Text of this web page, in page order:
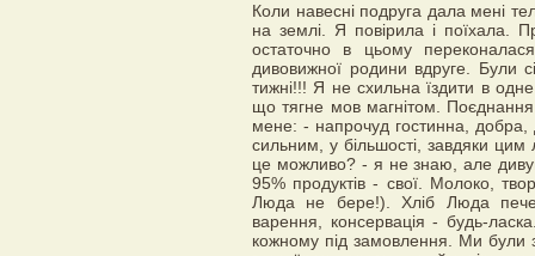
Коли навесні подруга дала мені
на землі. Я повірила і поїхала.
остаточно в цьому
дивовижної родини вдруге. Були
тижні!!! Я не схильна їздити в одне
що тягне мов магнітом.
мене: - напрочуд гостинна,
сильним, у більшості, завдяки
це можливо? - я не знаю, але
95% продуктів - свої. Молоко,
Люда не бере!). Хліб Люда
варення, консервація - будь-
кожному під замовлення. Ми були